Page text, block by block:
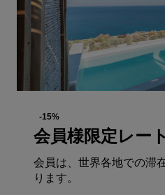
-15%
会員様限定レート
会員は、世界各地での滞
ります。